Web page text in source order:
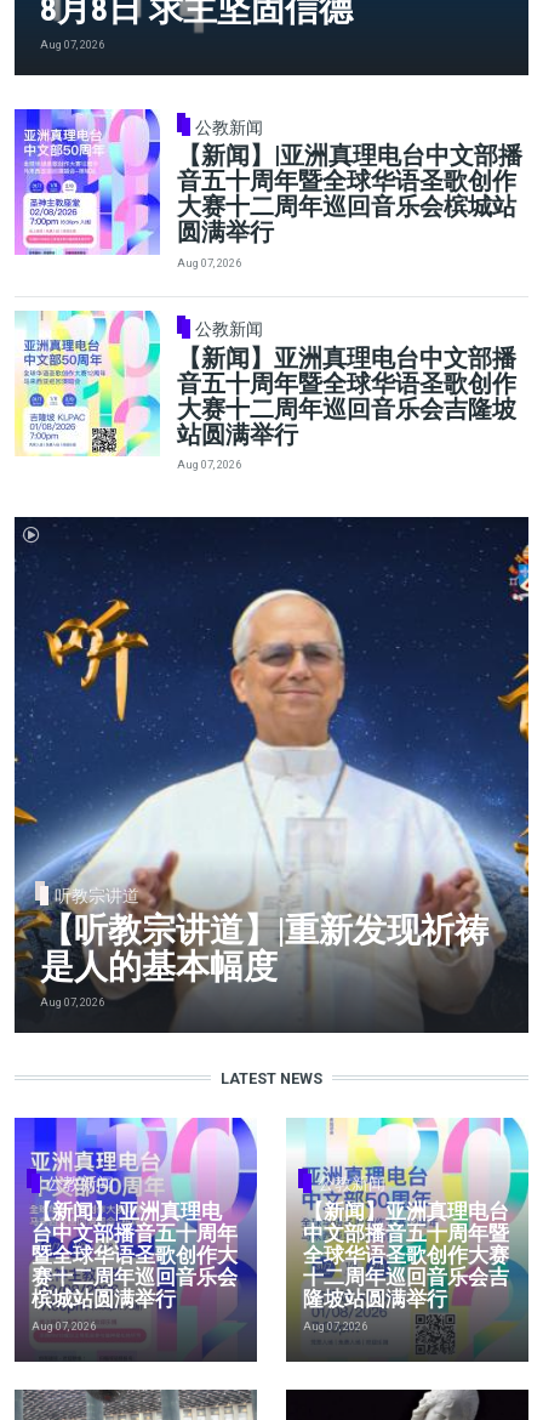
8月8日 求主坚固信德
Aug 07, 2026
公教新闻
【新闻】|亚洲真理电台中文部播
音五十周年暨全球华语圣歌创作
大赛十二周年巡回音乐会槟城站
圆满举行
Aug 07, 2026
公教新闻
【新闻】亚洲真理电台中文部播
音五十周年暨全球华语圣歌创作
大赛十二周年巡回音乐会吉隆坡
站圆满举行
Aug 07, 2026
听教宗讲道
【听教宗讲道】|重新发现祈祷
是人的基本幅度
Aug 07, 2026
LATEST NEWS
公教新闻
【新闻】|亚洲真理电
台中文部播音五十周年
暨全球华语圣歌创作大
赛十二周年巡回音乐会
槟城站圆满举行
Aug 07, 2026
公教新闻
【新闻】亚洲真理电台
中文部播音五十周年暨
全球华语圣歌创作大赛
十二周年巡回音乐会吉
隆坡站圆满举行
Aug 07, 2026